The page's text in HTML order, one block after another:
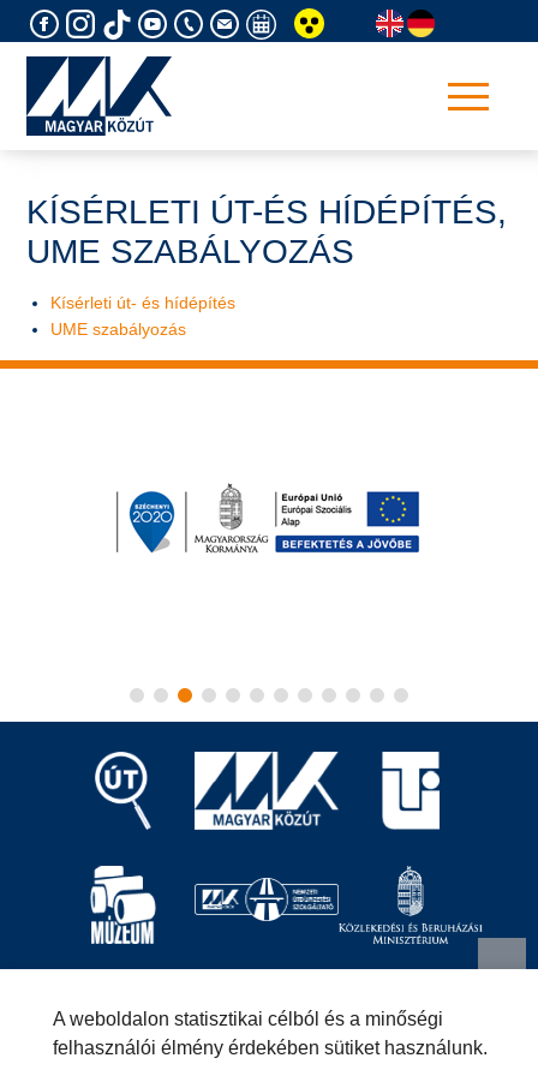
to
KÍSÉRLETI ÚT-ÉS HÍDÉPÍTÉS,
UME SZABÁLYOZÁS
Kísérleti út- és hídépítés
UME szabályozás
1024 Budapest, Fényes
Elek utca 7-13.
+36 (1) 819-9000 info@kozut.hu
A weboldalon statisztikai célból és a minőségi
felhasználói élmény érdekében sütiket használunk.